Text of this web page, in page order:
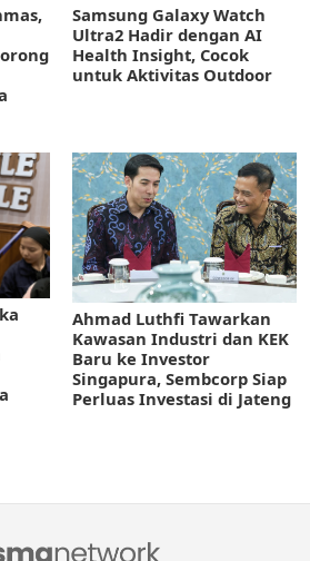
Samsung Galaxy Watch
Ultra2 Hadir dengan AI
Health Insight, Cocok
untuk Aktivitas Outdoor
Ahmad Luthfi Tawarkan
Kawasan Industri dan KEK
Baru ke Investor
Singapura, Sembcorp Siap
Perluas Investasi di Jateng